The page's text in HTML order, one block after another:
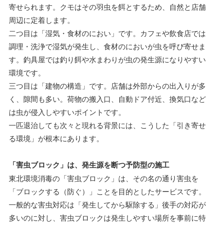
寄せられます。クモはその羽虫を餌とするため、自然と店舗
周辺に定着します。
二つ目は「湿気・食材のにおい」です。カフェや飲食店では
調理・洗浄で湿気が発生し、食材のにおいが虫を呼び寄せま
す。釣具屋では釣り餌や水まわりが虫の発生源になりやすい
環境です。
三つ目は「建物の構造」です。店舗は外部からの出入りが多
く、隙間も多い。荷物の搬入口、自動ドア付近、換気口など
は虫が侵入しやすいポイントです。
一匹退治しても次々と現れる背景には、こうした「引き寄せ
る環境」が根本にあります。
「害虫ブロック」は、発生源を断つ予防型の施工
東北環境消毒の「害虫ブロック」は、その名の通り害虫を
「ブロックする（防ぐ）」ことを目的としたサービスです。
一般的な害虫対応は「発生してから駆除する」後手の対応が
多いのに対し、害虫ブロックは発生しやすい場所を事前に特